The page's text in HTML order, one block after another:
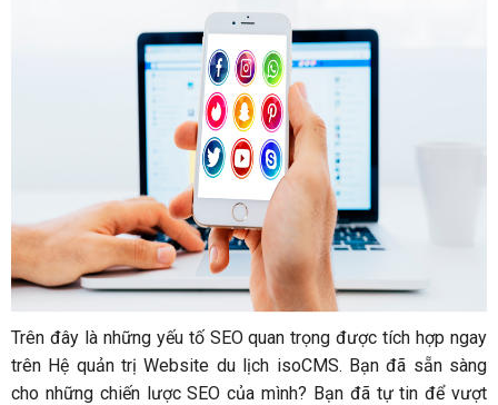
Trên đây là những yếu tố SEO quan trọng được tích hợp ngay
trên Hệ quản trị Website du lịch isoCMS. Bạn đã sẵn sàng
cho những chiến lược SEO của mình? Bạn đã tự tin để vượt